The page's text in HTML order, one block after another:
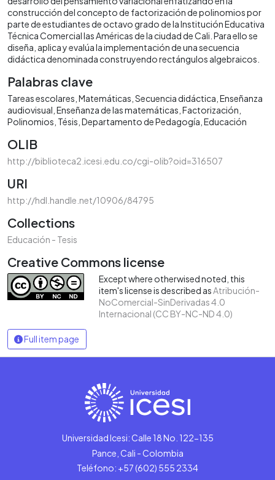
construcción del concepto de factorización de polinomios por
parte de estudiantes de octavo grado de la Institución Educativa
Técnica Comercial las Américas de la ciudad de Cali. Para ello se
diseña, aplica y evalúa la implementación de una secuencia
didáctica denominada construyendo rectángulos algebraicos.
Palabras clave
Tareas escolares Matemáticas Secuencia didáctica Enseñanza
audiovisual Enseñanza de las matemáticas Factorización
Polinomios Tésis Departamento de Pedagogía Educación
OLIB
http://biblioteca2.icesi.edu.co/cgi-olib?oid=316507
URI
http://hdl.handle.net/10906/84795
Collections
Educación - Tesis
Creative Commons license
Except where otherwised noted, this
item's license is described asAtribución-
NoComercial-SinDerivadas 4.0
Internacional (CC BY-NC-ND 4.0)
Full item page
Universidad Icesi: Calle 18 No. 122-135
Pance, Cali - Colombia
Teléfono: +57 (602) 555 2334